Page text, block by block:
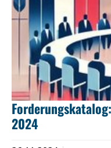
2024